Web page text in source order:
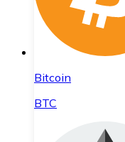
Bitcoin
BTC